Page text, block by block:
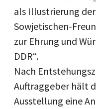
als Illustrierung
Sowjetischen-
zur Ehrung und
DDR“.
Nach
Auftraggeber hält
Ausstellung eine